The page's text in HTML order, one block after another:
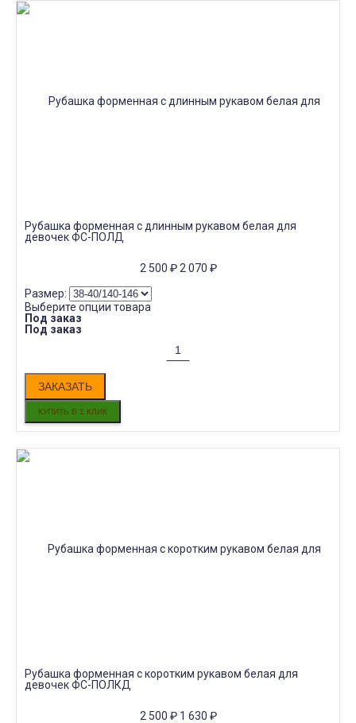
Рубашка форменная с длинным рукавом белая для
девочек ФС-ПОЛД
2 500 ₽ 2 070 ₽
Размер:
Выберите опции товара
Под заказ
Под заказ
ЗАКАЗАТЬ
Рубашка форменная с коротким рукавом белая для
девочек ФС-ПОЛКД
2 500 ₽ 1 630 ₽